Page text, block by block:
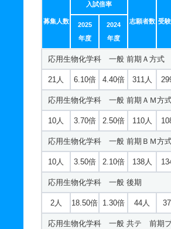
－ －
英語英米文化学科 一般 ニ 後期５
若干名 － － 3人 3
英語英米文化学科 推薦 特技推薦
2人 1倍 － 62人
英語英米文化学科 推薦 公募制推
2人 1倍 － 2人 2
英語英米文化学科 推薦 公募制推
6人 1.20倍 － 13人
心理学科 一般 前期Ａ方式
18人 3.70倍 3倍 131人
5人 37人
都市建設工学科 一般 前期ＢＭ方式
5人 1.60倍 1.60倍 35人 34
都市建設工学科 一般 後期
3人 0.30倍 0.30倍 6人 5
都市建設工学科 一般 共テ 前期
2人 1.40倍 1.70倍 64人 62
都市建設工学科 一般 共テ 前期
2人 1.50倍 1.60倍 66人
都市建設工学科 一般 共テ 前期
2人 1.50倍 2倍 66人
数理・物理サイエンス学科 一般
1.90倍 1.80倍
数理・物理サイエンス学科 一般
若干名 2.30倍 1.80倍 7人 7
数理・物理サイエンス学科 一般
若干名 2.30倍 － 7人 7
数理・物理サイエンス学科 一般
若干名 2.30倍 2倍 7人 7
数理・物理サイエンス学科 推薦
2人 1.20倍 － 12人
数理・物理サイエンス学科 推薦
募集人数
入試倍率
志願者数 受
2025
年度
2024
年度
応用生物化学科 一般 前期Ａ方式
21人 6.10倍 4.40倍 311人
応用生物化学科 一般 前期ＡＭ方
10人 3.70倍 2.50倍 110人
応用生物化学科 一般 前期ＢＭ方
10人 3.50倍 2.10倍 138人
応用生物化学科 一般 後期
2人 18.50倍 1.30倍 44人
応用生物化学科 一般 共テ 前期